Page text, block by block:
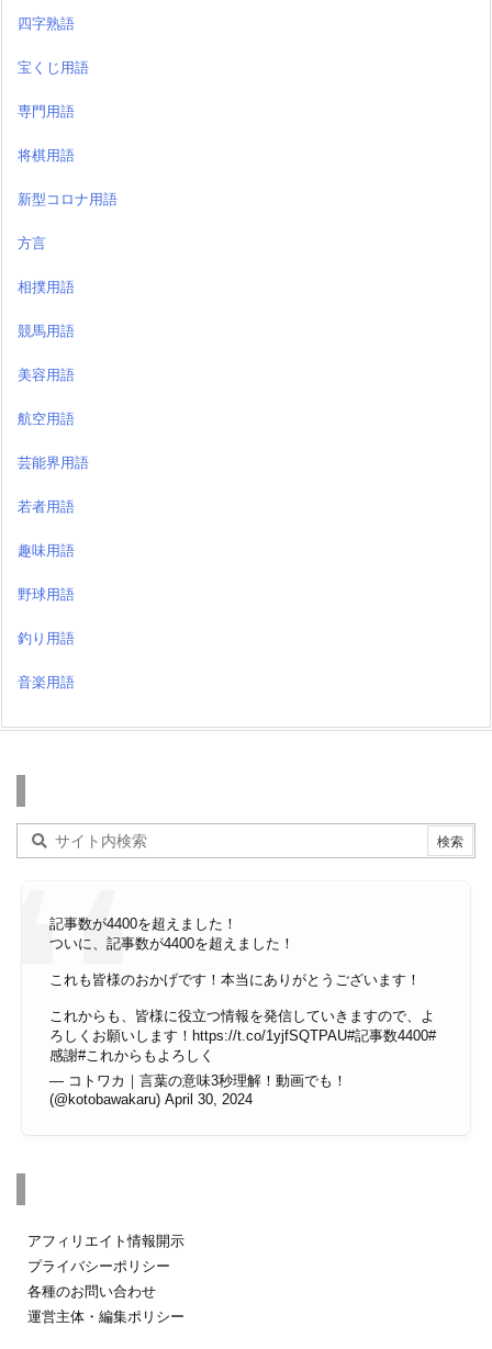
四字熟語
宝くじ用語
専門用語
将棋用語
新型コロナ用語
方言
相撲用語
競馬用語
美容用語
航空用語
芸能界用語
若者用語
趣味用語
野球用語
釣り用語
音楽用語
記事数が4400を超えました！
ついに、記事数が4400を超えました！
これも皆様のおかげです！本当にありがとうございます！
これからも、皆様に役立つ情報を発信していきますので、よ
ろしくお願いします！ https://t.co/1yjfSQTPAU#記事数4400#
感謝#これからもよろしく
— コトワカ｜言葉の意味3秒理解！動画でも！
(@kotobawakaru) April 30, 2024
アフィリエイト情報開示
プライバシーポリシー
各種のお問い合わせ
運営主体・編集ポリシー